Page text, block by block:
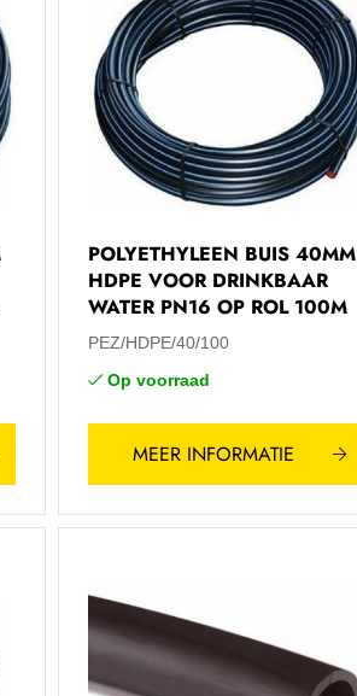
POLYETHYLEEN BUIS 40MM
HDPE VOOR DRINKBAAR
WATER PN16 OP ROL 100M
PEZ/HDPE/40/100
Op voorraad
MEER INFORMATIE